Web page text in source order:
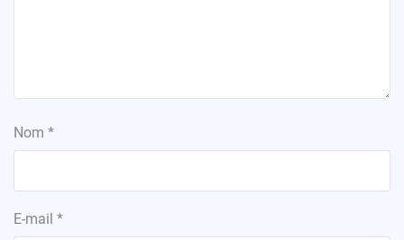
Nom *
E-mail *